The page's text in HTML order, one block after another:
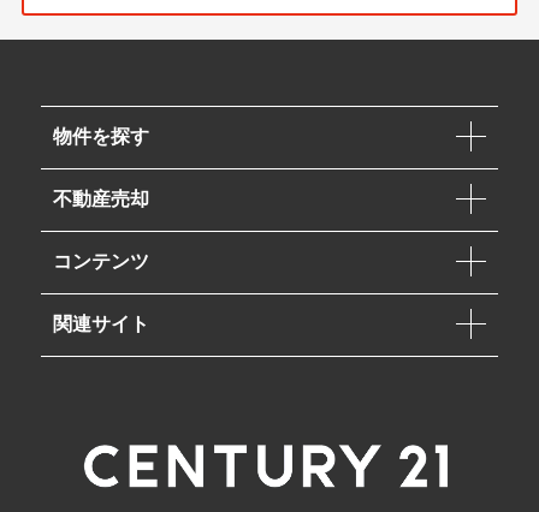
物件を探す
不動産売却
コンテンツ
関連サイト